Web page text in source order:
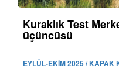
Kuraklık Test
üçüncüsü
EYLÜL-EKİM 2025 / KAPAK